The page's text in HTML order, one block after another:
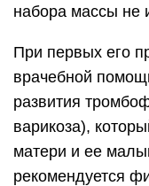
набора массы не
При первых его
врачебной
развития
варикоза),
матери и ее
рекомендуется